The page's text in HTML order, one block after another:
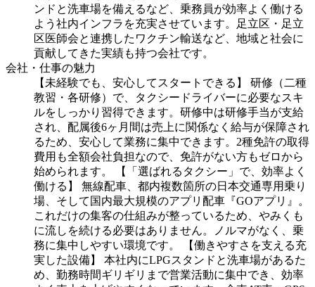
ンドと洗車場を備えるなど、乗務員が効率よく働ける
よう社内インフラを充実させています。足立区・足立
区医師会と連携したワクチン輸送など、地域と社会に
貢献してきた実績も持つ会社です。
会社・仕事の魅力
【未経験でも、安心してスタートできる】 研修（二種
教習・各研修）で、タクシードライバーに必要なスキ
ルをしっかり習得できます。研修中は研修手当が支給
され、配属後6ヶ月間は売上に関係なく給与が保障され
るため、安心して業務に集中できます。2種免許の取得
費用も全額会社負担なので、免許がない方もゼロから
始められます。 【「選ばれるタクシー」で、効率よく
働ける】 無線配車、都内複数箇所の日本交通専用乗り
場、そして国内最大規模のアプリ配車『GOアプリ』。
これだけの集客の仕組みが整っているため、やみくも
に流しを続ける必要はありません。ノルマがなく、乗
務に集中しやすい環境です。 【働きやすさを支える充
実した設備】 本社内にLPGスタンドと洗車場があるた
め、勤務時間ギリギリまで営業活動に集中でき、効率